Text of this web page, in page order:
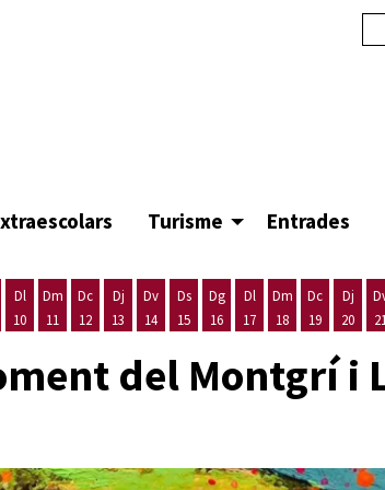
Turisme Entrades
Dl
10
Dm
11
Dc
12
Dj
13
Dv
14
Ds
15
Dg
16
Dl
17
Dm
18
Dc
19
Dj
20
del Montgrí i